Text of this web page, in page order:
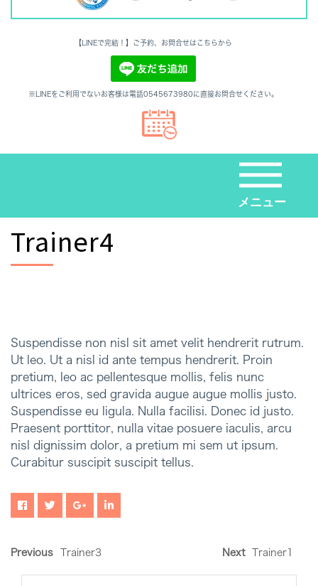
【LINEで完結！】ご予約、お問合せはこちらから
※LINEをご利用でないお客様は電話0545673980に直接お問合せください。
メニュー
Trainer4
Suspendisse non nisl sit amet velit hendrerit rutrum.
Ut leo. Ut a nisl id ante tempus hendrerit. Proin
pretium, leo ac pellentesque mollis, felis nunc
ultrices eros, sed gravida augue augue mollis justo.
Suspendisse eu ligula. Nulla facilisi. Donec id justo.
Praesent porttitor, nulla vitae posuere iaculis, arcu
nisl dignissim dolor, a pretium mi sem ut ipsum.
Curabitur suscipit suscipit tellus.
Previous Trainer3 Next Trainer1